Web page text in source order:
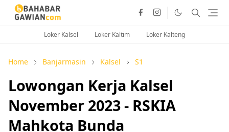
Loker Kalsel Loker Kaltim Loker Kalteng
Home Banjarmasin Kalsel S1
Lowongan Kerja Kalsel
November 2023 - RSKIA
Mahkota Bunda